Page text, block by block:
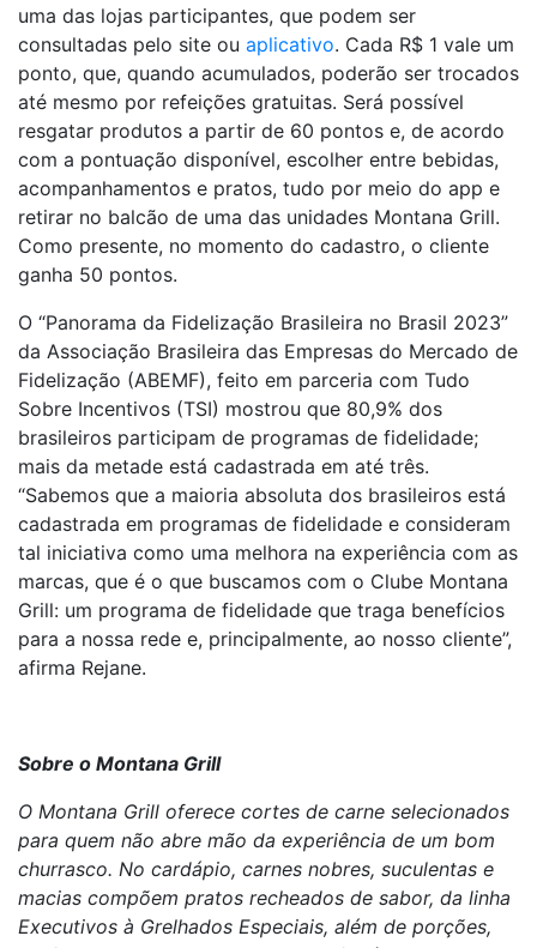
uma das lojas participantes, que podem ser
consultadas pelo site ou aplicativo. Cada R$ 1 vale um
ponto, que, quando acumulados, poderão ser trocados
até mesmo por refeições gratuitas. Será possível
resgatar produtos a partir de 60 pontos e, de acordo
com a pontuação disponível, escolher entre bebidas,
acompanhamentos e pratos, tudo por meio do app e
retirar no balcão de uma das unidades Montana Grill.
Como presente, no momento do cadastro, o cliente
ganha 50 pontos.
O “Panorama da Fidelização Brasileira no Brasil 2023”
da Associação Brasileira das Empresas do Mercado de
Fidelização (ABEMF), feito em parceria com Tudo
Sobre Incentivos (TSI) mostrou que 80,9% dos
brasileiros participam de programas de fidelidade;
mais da metade está cadastrada em até três.
“Sabemos que a maioria absoluta dos brasileiros está
cadastrada em programas de fidelidade e consideram
tal iniciativa como uma melhora na experiência com as
marcas, que é o que buscamos com o Clube Montana
Grill: um programa de fidelidade que traga benefícios
para a nossa rede e, principalmente, ao nosso cliente”,
afirma Rejane.
Sobre o Montana Grill
O Montana Grill oferece cortes de carne selecionados
para quem não abre mão da experiência de um bom
churrasco. No cardápio, carnes nobres, suculentas e
macias compõem pratos recheados de sabor, da linha
Executivos à Grelhados Especiais, além de porções,